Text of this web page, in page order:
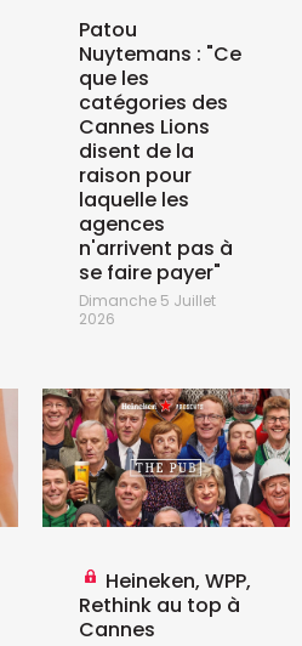
Patou
Nuytemans : "Ce
que les
catégories des
Cannes Lions
disent de la
raison pour
laquelle les
agences
n'arrivent pas à
se faire payer"
Dimanche 5 Juillet
2026
Heineken, WPP,
Rethink au top à
Cannes